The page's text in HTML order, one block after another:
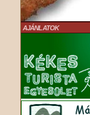
AJÁNLATOK